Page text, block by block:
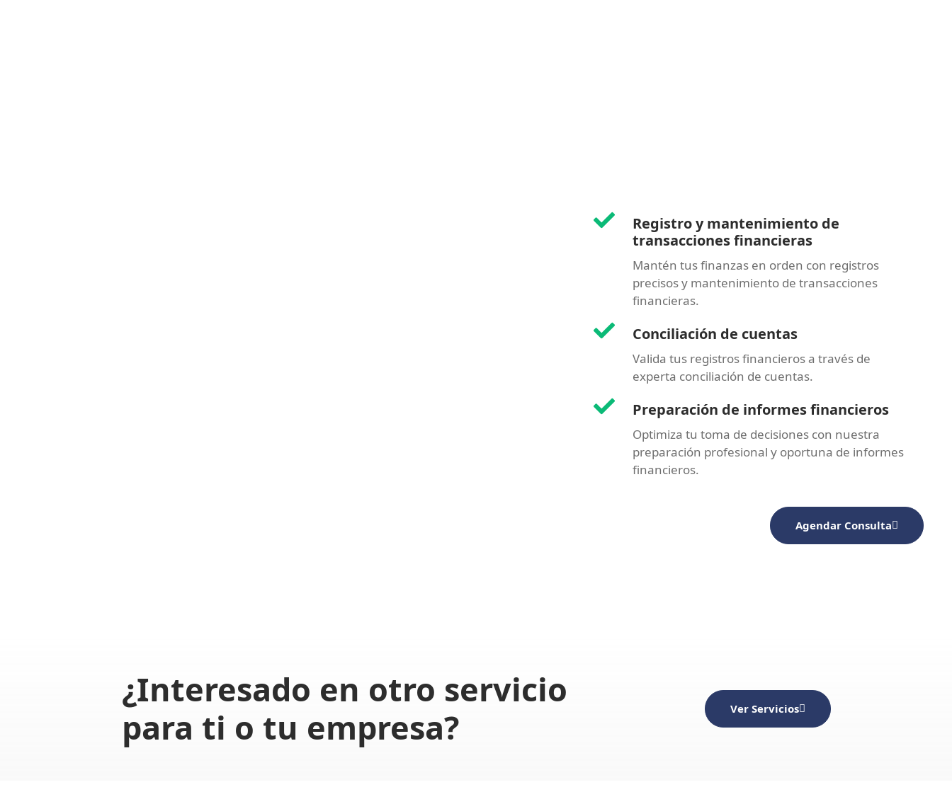
Registro y mantenimiento de
transacciones financieras
Mantén tus finanzas en orden con registros
precisos y mantenimiento de transacciones
financieras.
Conciliación de cuentas
Valida tus registros financieros a través de
experta conciliación de cuentas.
Preparación de informes financieros
Optimiza tu toma de decisiones con nuestra
preparación profesional y oportuna de informes
financieros.
Agendar Consulta
¿Interesado en otro servicio
para ti o tu empresa?
Ver Servicios